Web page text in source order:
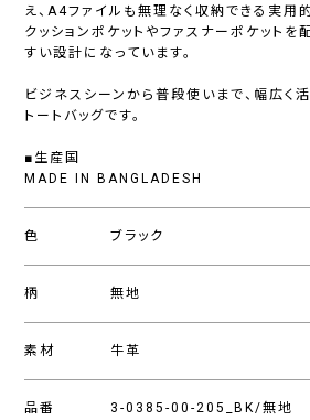
え、A4ファイルも無理なく収納できる実用
クッションポケットやファスナーポケットを
すい設計になっています。
ビジネスシーンから普段使いまで、幅広く
トートバッグです。
■生産国
MADE IN BANGLADESH
色 ブラック
柄 無地
素材 牛革
品番 3-0385-00-205_BK/無地